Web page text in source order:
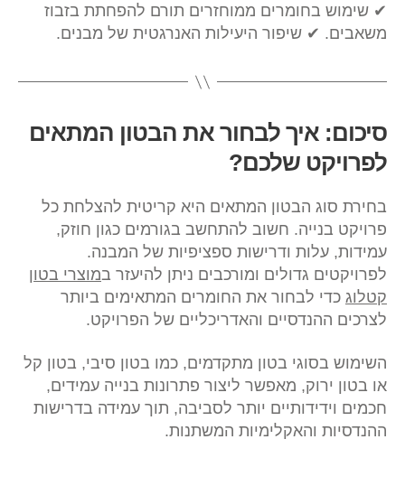
✔ שימוש בחומרים ממוחזרים תורם להפחתת בזבוז
משאבים. ✔ שיפור היעילות האנרגטית של מבנים.
סיכום: איך לבחור את הבטון המתאים
לפרויקט שלכם?
בחירת סוג הבטון המתאים היא קריטית להצלחת כל
פרויקט בנייה. חשוב להתחשב בגורמים כגון חוזק,
עמידות, עלות ודרישות ספציפיות של המבנה.
לפרויקטים גדולים ומורכבים ניתן להיעזר במוצרי בטון
קטלוג כדי לבחור את החומרים המתאימים ביותר
לצרכים ההנדסיים והאדריכליים של הפרויקט.
השימוש בסוגי בטון מתקדמים, כמו בטון סיבי, בטון קל
או בטון ירוק, מאפשר ליצור פתרונות בנייה עמידים,
חכמים וידידותיים יותר לסביבה, תוך עמידה בדרישות
ההנדסיות והאקלימיות המשתנות.